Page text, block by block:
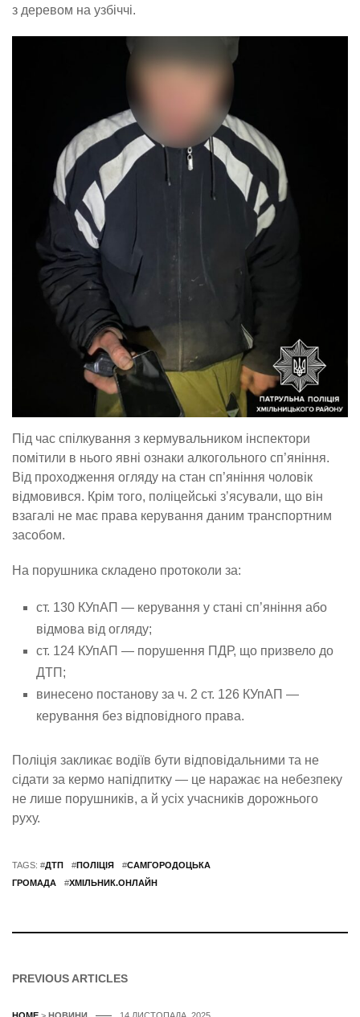
з деревом на узбіччі.
Під час спілкування з кермувальником інспектори
помітили в нього явні ознаки алкогольного сп’яніння.
Від проходження огляду на стан сп’яніння чоловік
відмовився. Крім того, поліцейські з’ясували, що він
взагалі не має права керування даним транспортним
засобом.
На порушника складено протоколи за:
ст. 130 КУпАП — керування у стані сп’яніння або
відмова від огляду;
ст. 124 КУпАП — порушення ПДР, що призвело до
ДТП;
винесено постанову за ч. 2 ст. 126 КУпАП —
керування без відповідного права.
Поліція закликає водіїв бути відповідальними та не
сідати за кермо напідпитку — це наражає на небезпеку
не лише порушників, а й усіх учасників дорожнього
руху.
TAGS: #ДТП #ПОЛІЦІЯ #САМГОРОДОЦЬКА
ГРОМАДА
#ХМІЛЬНИК.ОНЛАЙН
PREVIOUS ARTICLES